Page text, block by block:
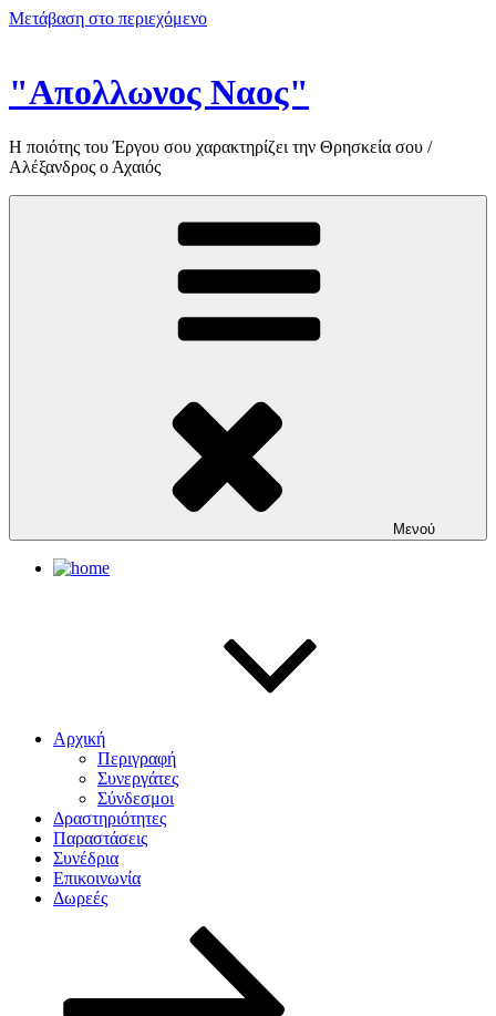
Μετάβαση στο περιεχόμενο
"Απολλωνος Ναος"
Η ποιότης του Έργου σου χαρακτηρίζει την Θρησκεία σου /
Αλέξανδρος ο Αχαιός
Μενού
Αρχική
Περιγραφή
Συνεργάτες
Σύνδεσμοι
Δραστηριότητες
Παραστάσεις
Συνέδρια
Επικοινωνία
Δωρεές